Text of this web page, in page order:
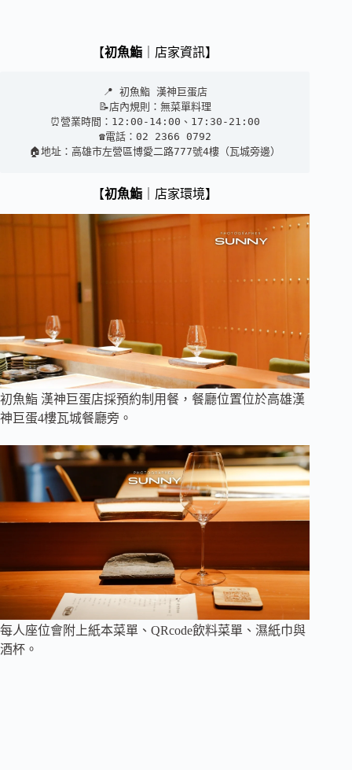
【初魚鮨 ｜店家資訊】
📍 初魚鮨 漢神巨蛋店
📝店內規則：無菜單料理
⏰營業時間：12:00-14:00、17:30-21:00
☎️電話：02 2366 0792
🏠地址：高雄市左營區博愛二路777號4樓（瓦城旁邊）
【初魚鮨 ｜店家環境】
初魚鮨 漢神巨蛋店採預約制用餐，餐廳位置位於高雄漢
神巨蛋4樓瓦城餐廳旁。
每人座位會附上紙本菜單、QRcode飲料菜單、濕紙巾與
酒杯。